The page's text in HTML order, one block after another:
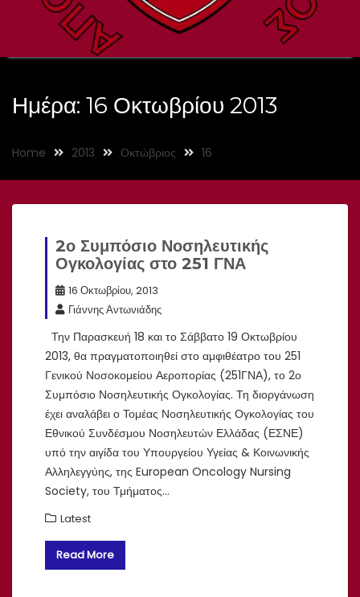
Ημέρα: 16 Οκτωβρίου 2013
Home 2013 Οκτώβριος 16
2ο Συμπόσιο Νοσηλευτικής
Ογκολογίας στο 251 ΓΝΑ
16 Οκτωβρίου, 2013
Γιάννης Αντωνιάδης
Την Παρασκευή 18 και το Σάββατο 19 Οκτωβρίου
2013, θα πραγματοποιηθεί στο αμφιθέατρο του 251
Γενικού Νοσοκομείου Αεροπορίας (251ΓΝΑ), το 2ο
Συμπόσιο Νοσηλευτικής Ογκολογίας. Τη διοργάνωση
έχει αναλάβει ο Τομέας Νοσηλευτικής Ογκολογίας του
Εθνικού Συνδέσμου Νοσηλευτών Ελλάδας (ΕΣΝΕ)
υπό την αιγίδα του Υπουργείου Υγείας & Κοινωνικής
Αλληλεγγύης, της European Oncology Nursing
Society, του Τμήματος…
Latest
Read More